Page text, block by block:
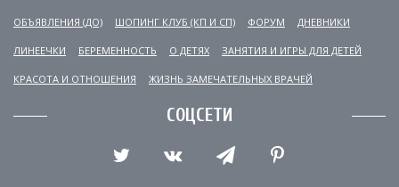
ОБЪЯВЛЕНИЯ (ДО) ШОПИНГ КЛУБ (КП И СП) ФОРУМ ДНЕВНИКИ
ЛИНЕЕЧКИ БЕРЕМЕННОСТЬ О ДЕТЯХ ЗАНЯТИЯ И ИГРЫ ДЛЯ ДЕТЕЙ
КРАСОТА И ОТНОШЕНИЯ ЖИЗНЬ ЗАМЕЧАТЕЛЬНЫХ ВРАЧЕЙ
СОЦСЕТИ